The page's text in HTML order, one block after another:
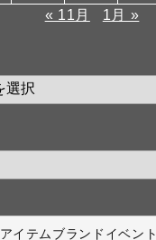
« 11月
1月 »
アイテムブランド イベント